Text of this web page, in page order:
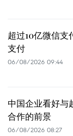
超过10亿微信支
支付
06/08/2026 09:44
中国企业看好与
合作的前景
06/08/2026 08:27